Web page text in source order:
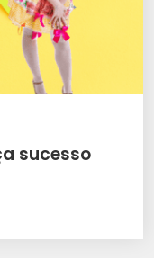
sucesso